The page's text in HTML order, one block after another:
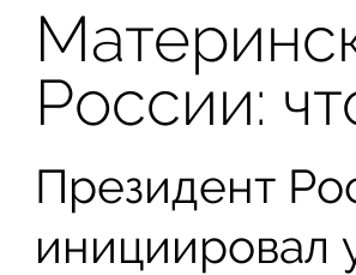
России:
Президент
инициировал